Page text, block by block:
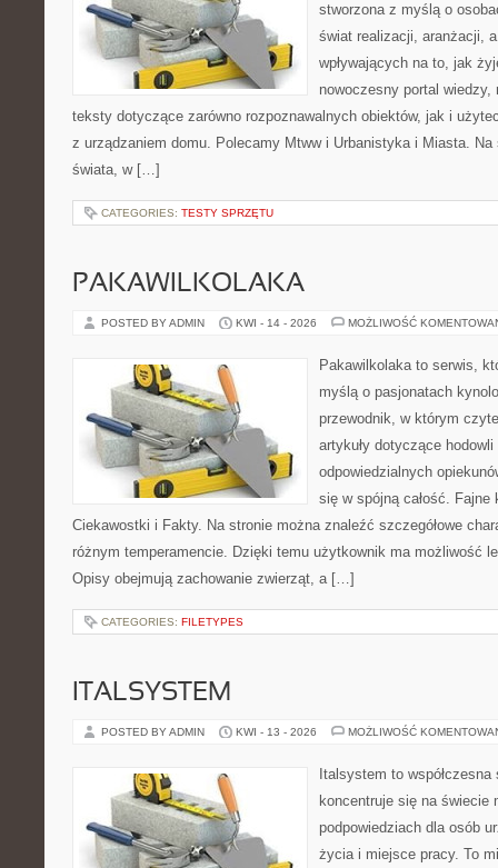
stworzona z myślą o
świat realizacji, aranżacji,
wpływających na to, jak
nowoczesny portal
teksty dotyczące zarówno rozpoznawalnych obiektów, jak i
z urządzaniem domu. Polecamy Mtww i Urbanistyka i Miasta.
świata, w […]
CATEGORIES: TESTY SPRZĘTU
PAKAWILKOLAKA
POSTED BY ADMIN KWI - 14 - 2026 MOŻLIWOŚĆ
Pakawilkolaka to serwis,
myślą o pasjonatach
przewodnik, w którym
artykuły dotyczące
odpowiedzialnych
się w spójną całość.
Ciekawostki i Fakty. Na stronie można znaleźć szczegółowe
różnym temperamencie. Dzięki temu użytkownik ma możliwość
Opisy obejmują zachowanie zwierząt, a […]
CATEGORIES: FILETYPES
ITALSYSTEM
POSTED BY ADMIN KWI - 13 - 2026 MOŻLIWOŚĆ
Italsystem to
koncentruje się na świecie
podpowiedziach dla osób
życia i miejsce pracy. To